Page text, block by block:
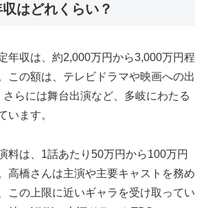
はどれくらい？
年収は、約2,000万円から3,000万円程
この額は、テレビドラマや映画への出
らには舞台出演など、多岐にわたる
います。
料は、1話あたり50万円から100万円
高橋さんは主演や主要キャストを務め
この上限に近いギャラを受け取ってい